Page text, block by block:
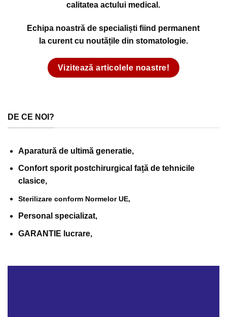
calitatea actului medical.
Echipa noastră de specialiști fiind permanent
la curent cu noutățile din stomatologie.
Vizitează articolele noastre!
DE CE NOI?
Aparatură de ultimă generatie,
Confort sporit postchirurgical față de tehnicile
clasice,
Sterilizare conform Normelor UE,
Personal specializat,
GARANTIE lucrare,